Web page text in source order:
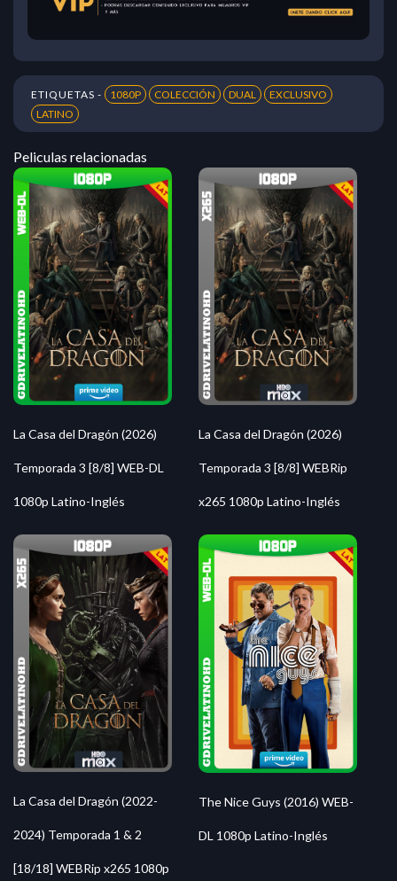
ETIQUETAS - 1080P COLECCIÓN DUAL
EXCLUSIVO
LATINO
Peliculas relacionadas
La Casa del Dragón (2026)
Temporada 3 [8/8] WEB-DL
1080p Latino-Inglés
La Casa del Dragón (2026)
Temporada 3 [8/8] WEBRip
x265 1080p Latino-Inglés
La Casa del Dragón (2022-
2024) Temporada 1 & 2
[18/18] WEBRip x265 1080p
The Nice Guys (2016) WEB-
DL 1080p Latino-Inglés